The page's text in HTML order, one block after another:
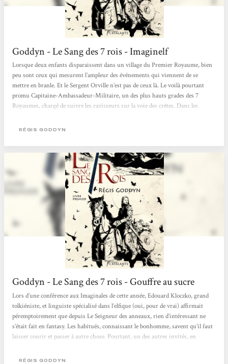
Goddyn - Le Sang des 7 rois - Imaginelf
Lorsque deux enfants disparaissent dans un village du Premier Royaume, bien
peu sont ceux qui mesurent l’ampleur des événements qui viennent de se
mettre en branle. Et le Sergent Orville n’est pas de ceux là. Le voilà pourtant
promu Capitaine-Ambassadeur-Militaire, un des plus hauts grades des 7
Royaumes, chargé de suivre les ravisseurs sur la voie des crêtes. Dans les
destin des individus comme des Royaumes eux-mêmes est sur le point d’être
RÉGIS GODDYN
Goddyn - Le Sang des 7 rois - Gouffre au sucre
Lors d’une conférence aux Imaginales de cette année, Edouard Kloczko, grand
tolkiéniste, et linguiste spécialisé dans l’elfique (oui, pour de vrai) affirmait
péremptoirement que depuis Le Seigneur des anneaux, rien d’intéressant ne
s’était fait en fantasy. Les habitués, connaissant le bonhomme, savent qu’il faut
laisser courir et passer à autre chose. Pourtant, un des autres invités, en
faire autrement que de répondre à peu près ainsi : “Mais voyons, Tolkien, c’est
RÉGIS GODDYN